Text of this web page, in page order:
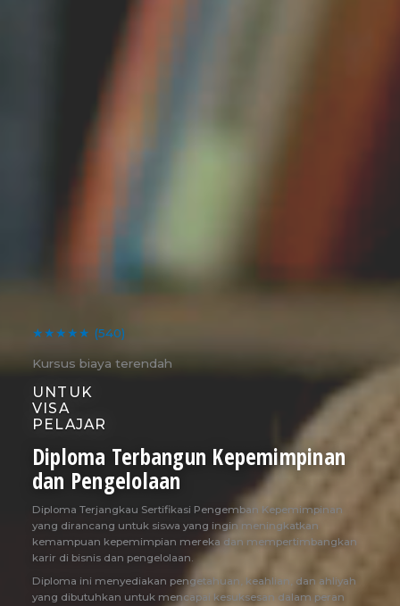
★★★★★ (540)
Kursus biaya terendah
UNTUK
VISA
PELAJAR
Diploma Terbangun Kepemimpinan
dan Pengelolaan
Diploma Terjangkau Sertifikasi Pengemban Kepemimpinan
yang dirancang untuk siswa yang ingin meningkatkan
kemampuan kepemimpian mereka dan mempertimbangkan
karir di bisnis dan pengelolaan.
Diploma ini menyediakan pengetahuan, keahlian, dan ahliyah
yang dibutuhkan untuk mencapai kesuksesan dalam peran